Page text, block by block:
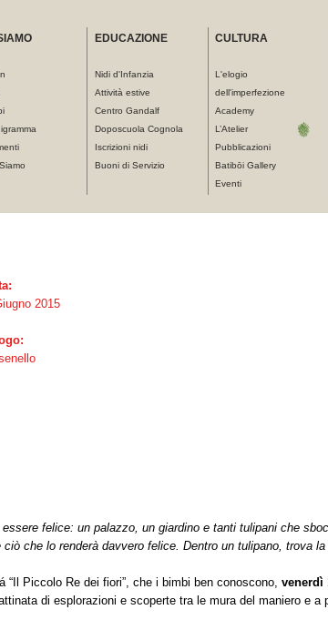
EDUCAZIONE
Nidi d'Infanzia
Attività estive
Centro Gandalf
Doposcuola Cognola
Iscrizioni nidi
Buoni di Servizio
CULTURA
L'elogio
dell'imperfezione
Academy
L’Atelier
Pubblicazioni
Batibōi Gallery
Eventi
2015
felice: un palazzo, un giardino e tanti tulipani che
che lo renderà davvero felice. Dentro un tulipano, trova
Piccolo Re dei fiori”, che i bimbi ben conoscono, venerdì
di esplorazioni e scoperte tra le mura del maniero e